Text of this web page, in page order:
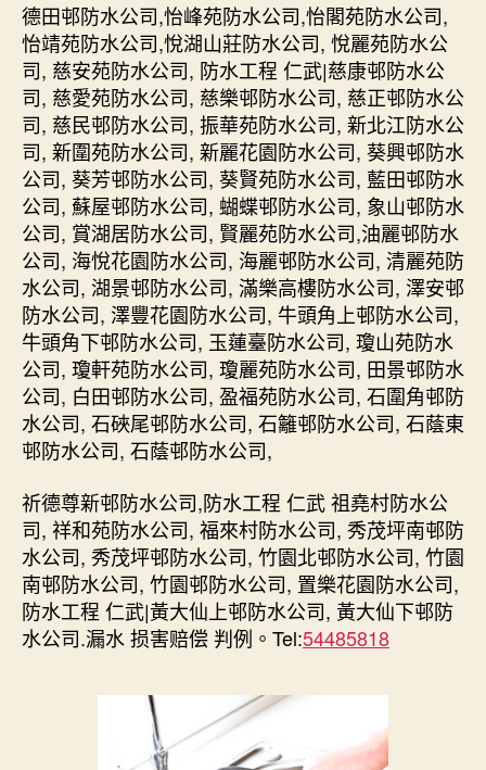
德田邨防水公司,怡峰苑防水公司,怡閣苑防水公司,
怡靖苑防水公司,悅湖山莊防水公司, 悅麗苑防水公
司, 慈安苑防水公司, 防水工程 仁武|慈康邨防水公
司, 慈愛苑防水公司, 慈樂邨防水公司, 慈正邨防水公
司, 慈民邨防水公司, 振華苑防水公司, 新北江防水公
司, 新圍苑防水公司, 新麗花園防水公司, 葵興邨防水
公司, 葵芳邨防水公司, 葵賢苑防水公司, 藍田邨防水
公司, 蘇屋邨防水公司, 蝴蝶邨防水公司, 象山邨防水
公司, 賞湖居防水公司, 賢麗苑防水公司,油麗邨防水
公司, 海悅花園防水公司, 海麗邨防水公司, 清麗苑防
水公司, 湖景邨防水公司, 滿樂高樓防水公司, 澤安邨
防水公司, 澤豐花園防水公司, 牛頭角上邨防水公司,
牛頭角下邨防水公司, 玉蓮臺防水公司, 瓊山苑防水
公司, 瓊軒苑防水公司, 瓊麗苑防水公司, 田景邨防水
公司, 白田邨防水公司, 盈福苑防水公司, 石圍角邨防
水公司, 石硤尾邨防水公司, 石籬邨防水公司, 石蔭東
邨防水公司, 石蔭邨防水公司,
祈德尊新邨防水公司,防水工程 仁武 祖堯村防水公
司, 祥和苑防水公司, 福來村防水公司, 秀茂坪南邨防
水公司, 秀茂坪邨防水公司, 竹園北邨防水公司, 竹園
南邨防水公司, 竹園邨防水公司, 置樂花園防水公司,
防水工程 仁武|黃大仙上邨防水公司, 黃大仙下邨防
水公司.漏水 损害赔偿 判例。Tel:54485818